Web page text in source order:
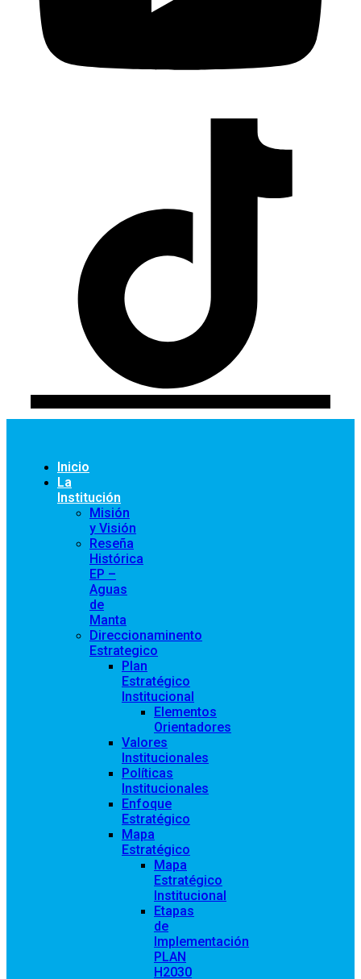
Inicio
La
Institución
Misión
y Visión
Reseña
Histórica
EP –
Aguas
de
Manta
Direccionaminento
Estrategico
Plan
Estratégico
Institucional
Elementos
Orientadores
Valores
Institucionales
Políticas
Institucionales
Enfoque
Estratégico
Mapa
Estratégico
Mapa
Estratégico
Institucional
Etapas
de
Implementación
PLAN
H2030